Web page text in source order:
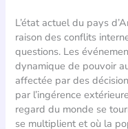
L’état actuel du pays
raison des conflits
questions. Les
dynamique de pouvoir
affectée par des
par l’ingérence
regard du monde se
se multiplient et où la